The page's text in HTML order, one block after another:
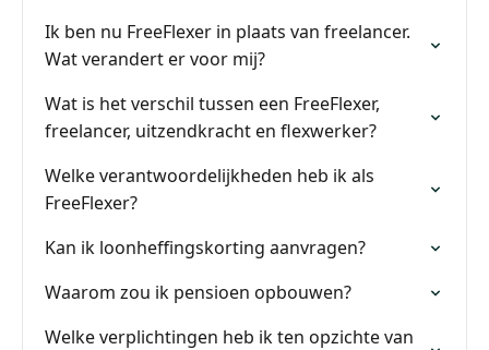
Ik ben nu FreeFlexer in plaats van freelancer.
Wat verandert er voor mij?
Wat is het verschil tussen een FreeFlexer,
freelancer, uitzendkracht en flexwerker?
Welke verantwoordelijkheden heb ik als
FreeFlexer?
Kan ik loonheffingskorting aanvragen?
Waarom zou ik pensioen opbouwen?
Welke verplichtingen heb ik ten opzichte van